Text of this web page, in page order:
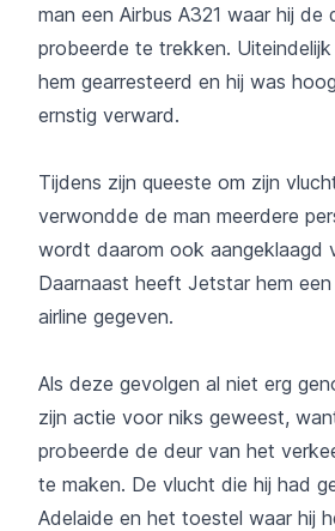
man een Airbus A321 waar hij de
probeerde te trekken.
hem gearresteerd en hij was
ernstig verward.
Tijdens zijn queeste om zijn
verwondde de man meerdere
wordt daarom ook aangeklaagd
Daarnaast heeft Jetstar hem
airline gegeven.
Als deze gevolgen al niet erg
zijn actie voor niks geweest,
probeerde de deur van het
te maken. De vlucht die hij had
Adelaide en het toestel waar hij